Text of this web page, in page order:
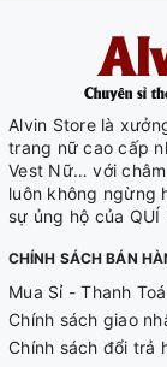
Alvin Store là
trang nữ cao cấp
Vest Nữ… với
luôn không ngừng
sự ủng hộ của QUÍ
CHÍNH SÁCH BÁN
Mua Sỉ - Thanh
Chính sách giao
Chính sách đổi trả